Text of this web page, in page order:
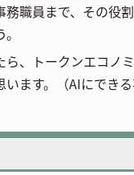
職員まで、その役
、トークンエコノ
ます。（AIにでき